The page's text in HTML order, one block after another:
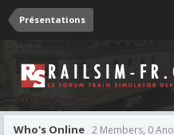
Présentations
Who's Online 2 Members, 0